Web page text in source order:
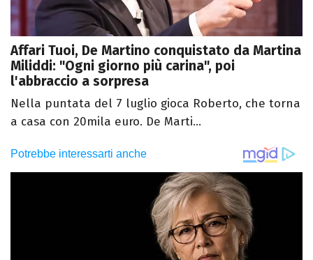
Affari Tuoi, De Martino conquistato da Martina
Miliddi: "Ogni giorno più carina", poi
l'abbraccio a sorpresa
Nella puntata del 7 luglio gioca Roberto, che torna
a casa con 20mila euro. De Marti...